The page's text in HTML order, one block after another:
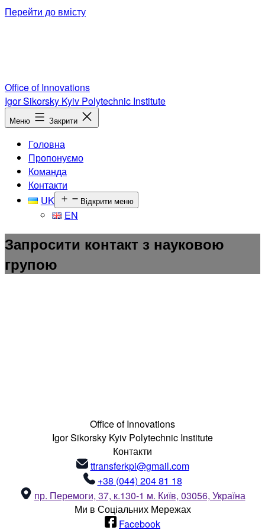
Перейти до вмісту
Office of Innovations
Igor Sikorsky Kyiv Polytechnic Institute
Меню Закрити
Головна
Пропонуємо
Команда
Контакти
UK
Відкрити меню
EN
Запросити контакт з науковою
групою
Office of Innovations
Igor Sikorsky Kyiv Polytechnic Institute
Контакти
ttransferkpi@gmail.com
+38 (044) 204 81 18
пр. Перемоги, 37, к.130-1 м. Київ, 03056, Україна
Ми в Соціальних Мережах
Facebook